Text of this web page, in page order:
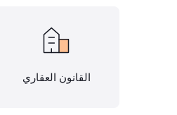
القانون العقاري